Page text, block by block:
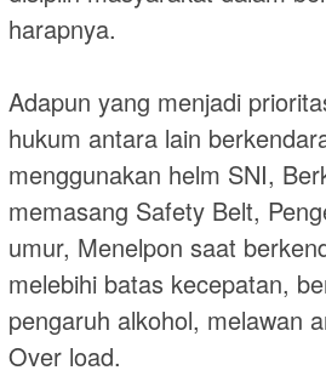
harapnya.
Adapun yang menjadi
hukum antara lain
menggunakan helm SNI,
memasang Safety Belt,
umur, Menelpon saat
melebihi batas kecepatan,
pengaruh alkohol, melawan
Over load.